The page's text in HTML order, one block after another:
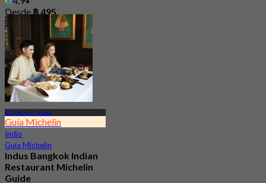
Desde ฿ 495
BTS Phrom Phong
Guía Michelin
Indio
Guía Michelin
Indus Bangkok Indian
Restaurant Michelin
Guide